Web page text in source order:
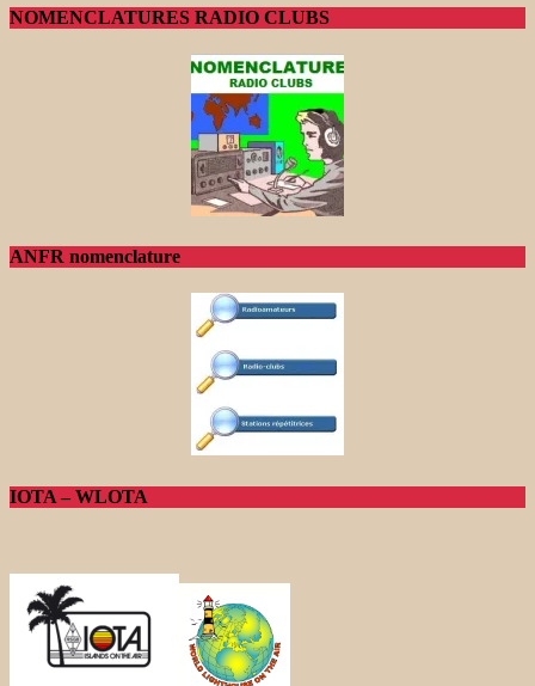
NOMENCLATURES RADIO CLUBS
ANFR nomenclature
IOTA – WLOTA